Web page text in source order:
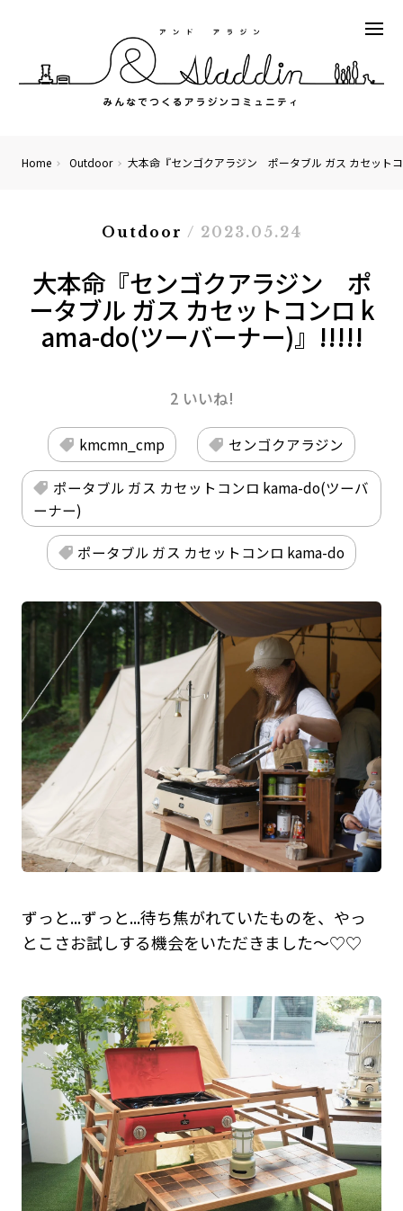
Home Outdoor 大本命『センゴクアラジン ポータブル ガス カセット
Outdoor / 2023.05.24
大本命『センゴクアラジン ポ
ータブル ガス カセットコンロ k
ama-do(ツーバーナー)』!!!!!
2 いいね!
kmcmn_cmp センゴクアラジン
ポータブル ガス カセットコンロ kama-do(ツーバ
ーナー)
ポータブル ガス カセットコンロ kama-do
ずっと...ずっと...待ち焦がれていたものを、やっ
とこさお試しする機会をいただきました〜♡♡